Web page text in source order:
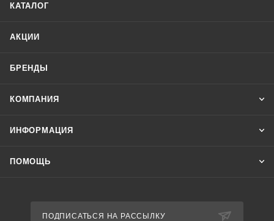
КАТАЛОГ
АКЦИИ
БРЕНДЫ
КОМПАНИЯ
ИНФОРМАЦИЯ
ПОМОЩЬ
ПОДПИСАТЬСЯ НА РАССЫЛКУ